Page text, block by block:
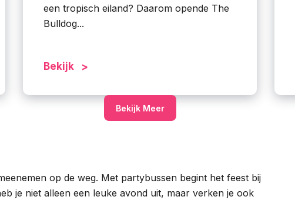
een tropisch eiland? Daarom opende The
Bulldog...
Bekijk
Bekijk Meer
op de weg. Met partybussen begint het feest bij
je niet alleen een leuke avond uit, maar verken je ook